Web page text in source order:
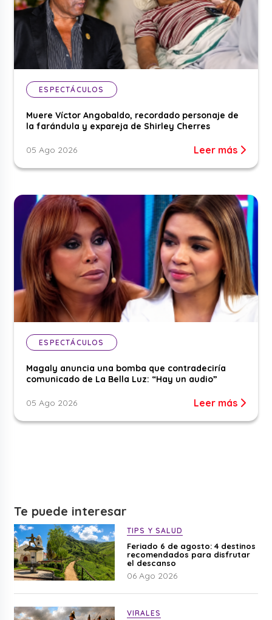
ESPECTÁCULOS
Muere Víctor Angobaldo, recordado personaje de
la farándula y expareja de Shirley Cherres
05 Ago 2026 Leer más
ESPECTÁCULOS
Magaly anuncia una bomba que contradeciría
comunicado de La Bella Luz: “Hay un audio”
05 Ago 2026 Leer más
Te puede interesar
TIPS Y SALUD
Feriado 6 de agosto: 4 destinos
recomendados para disfrutar
el descanso
06 Ago 2026
VIRALES